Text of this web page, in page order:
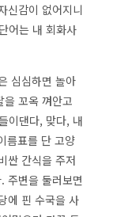
신감이 없어지니
어는 내 회화사
심심하면 놀아
꼬옥 껴안고
이댄다, 맞다, 내
름표를 단 고양
싼 간식을 주저
주변을 둘러보면
에 핀 수국을 사